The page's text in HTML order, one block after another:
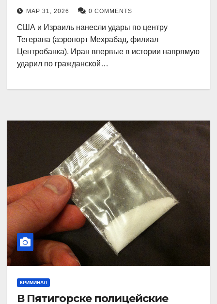
МАР 31, 2026 0 COMMENTS
США и Израиль нанесли удары по центру
Тегерана (аэропорт Мехрабад, филиал
Центробанка). Иран впервые в истории напрямую
ударил по гражданской…
КРИМИНАЛ
В Пятигорске полицейские